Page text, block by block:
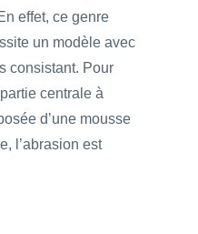
effet, ce genre
un modèle avec
consistant. Pour
centrale à
d’une mousse
l’abrasion est